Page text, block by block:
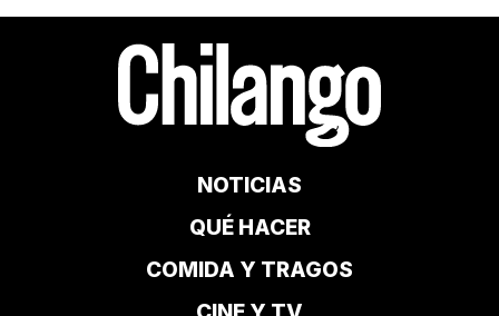
NOTICIAS
QUÉ HACER
COMIDA Y TRAGOS